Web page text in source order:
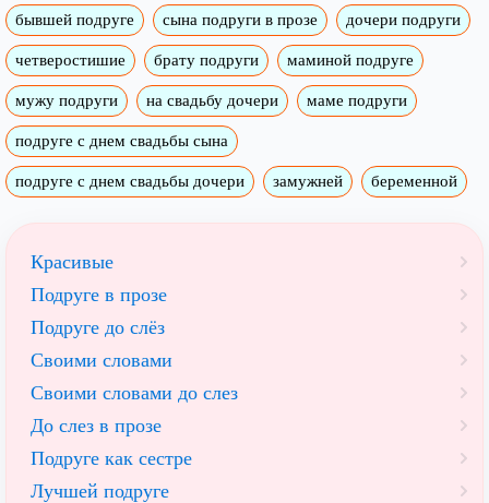
бывшей подруге сына подруги в прозе дочери подруги
четверостишие брату подруги маминой подруге
мужу подруги на свадьбу дочери маме подруги
подруге с днем свадьбы сына
подруге с днем свадьбы дочери замужней беременной
Красивые
Подруге в прозе
Подруге до слёз
Своими словами
Своими словами до слез
До слез в прозе
Подруге как сестре
Лучшей подруге